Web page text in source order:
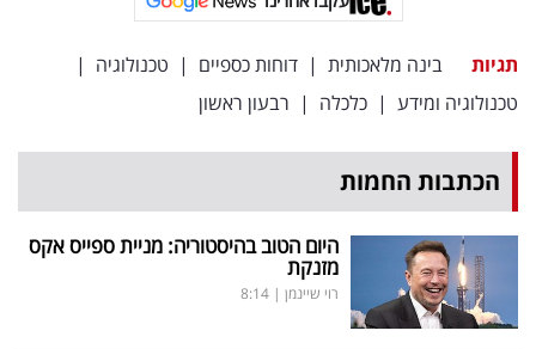
תגיות בינה מלאכותית | דוחות כספיים | טכנולוגיה |
טכנולוגיה ומידע | כלכלה | רבעון ראשון
הכתבות החמות
היום הטוב בהיסטוריה: מניית ספייס אקס
מזנקת
רוי שיינמן |
8:14